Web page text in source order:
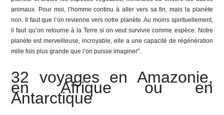
animaux. Pour moi, l’homme continu à aller vers sa fin, mais la planète
non. Il faut que l’on revienne vers notre planète. Au moins spirituellement,
il faut qu’on retourne à la Terre si on veut survivre comme espèce. Notre
planète est merveilleuse, incroyable, elle a une capacité de régénération
mille fois plus grande que l’on puisse imaginer".
32 voyages en Amazonie,
en Afrique ou en
Antarctique